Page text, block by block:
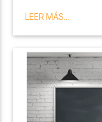
LEER MÁS...